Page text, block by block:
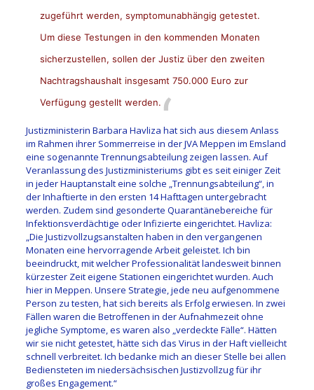
zugeführt werden, symptomunabhängig getestet.
Um diese Testungen in den kommenden Monaten
sicherzustellen, sollen der Justiz über den zweiten
Nachtragshaushalt insgesamt 750.000 Euro zur
Verfügung gestellt werden.
Justizministerin Barbara Havliza hat sich aus diesem Anlass
im Rahmen ihrer Sommerreise in der JVA Meppen im Emsland
eine sogenannte Trennungsabteilung zeigen lassen. Auf
Veranlassung des Justizministeriums gibt es seit einiger Zeit
in jeder Hauptanstalt eine solche „Trennungsabteilung“, in
der Inhaftierte in den ersten 14 Hafttagen untergebracht
werden. Zudem sind gesonderte Quarantänebereiche für
Infektionsverdächtige oder Infizierte eingerichtet. Havliza:
„Die Justizvollzugsanstalten haben in den vergangenen
Monaten eine hervorragende Arbeit geleistet. Ich bin
beeindruckt, mit welcher Professionalität landesweit binnen
kürzester Zeit eigene Stationen eingerichtet wurden. Auch
hier in Meppen. Unsere Strategie, jede neu aufgenommene
Person zu testen, hat sich bereits als Erfolg erwiesen. In zwei
Fällen waren die Betroffenen in der Aufnahmezeit ohne
jegliche Symptome, es waren also „verdeckte Fälle“. Hätten
wir sie nicht getestet, hätte sich das Virus in der Haft vielleicht
schnell verbreitet. Ich bedanke mich an dieser Stelle bei allen
Bediensteten im niedersächsischen Justizvollzug für ihr
großes Engagement.“